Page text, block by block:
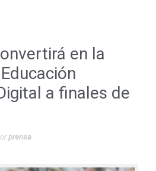
en la
a finales de
prensa